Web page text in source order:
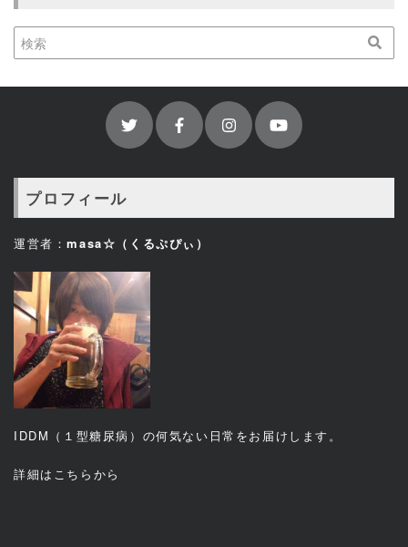
プロフィール
運営者：masa☆（くるぷぴぃ）
IDDM（１型糖尿病）の何気ない日常をお届けします。
詳細は こちら から